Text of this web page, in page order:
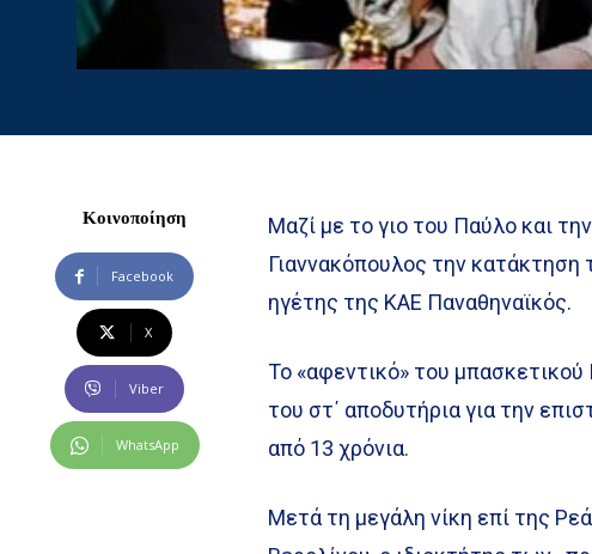
Κοινοποίηση
Facebook
X
Viber
WhatsApp
Μαζί με το γιο του Παύλο και
Γιαννακόπουλος την κατάκτηση
ηγέτης της ΚΑΕ Παναθηναϊκός.
Το «αφεντικό» του
του στ΄ αποδυτήρια για την
από 13 χρόνια.
Μετά τη μεγάλη νίκη επί της